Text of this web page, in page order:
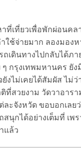
ที่เที่ยวเพื่อพักผ่อนคล
ใช้จ่ายมาก ลองมองห
ถเดินทางไปกลับได้ภา
ๆ กรุงเทพมหานคร ยั
ไม่เคยได้สัมผัส ไม่ว่
ที่สวยงาม วัดวาอาร
ะจังหวัด ขอบอกเลยว่
นุกได้อย่างเต็มที่ เพร
แล้ว